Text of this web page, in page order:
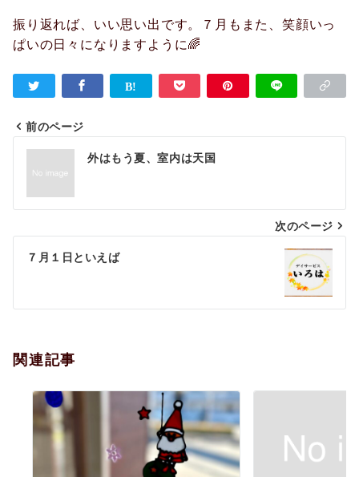
振り返れば、いい思い出です。７月もまた、笑顔いっ
ぱいの日々になりますように🌈
投
ナ
ビ
ゲ
シ
ン
前のページ
外はもう夏、室内は天国
次のページ
７月１日といえば
関連記事